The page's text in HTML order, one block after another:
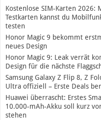
Kostenlose SIM-Karten 2026:
Testkarten kannst du
testen
Honor Magic 9 bekommt
neues Design
Honor Magic 9: Leak verrät
Design für die nächste
Samsung Galaxy Z Flip 8, Z
Ultra offiziell – Erste Deals
Huawei überrascht: Erstes
10.000-mAh-Akku soll kurz
stehen